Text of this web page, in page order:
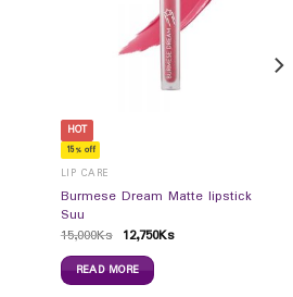
HOT
15% off
LIP CARE
Burmese Dream Matte lipstick
Suu
15,000Ks 12,750Ks
READ MORE